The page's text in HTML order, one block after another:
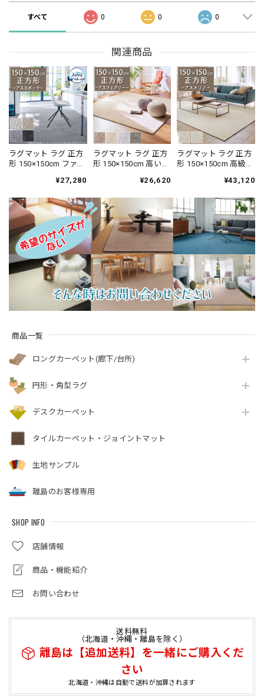
商品一覧
ロングカーペット(廊下/台所)
円形・角型ラグ
デスクカーペット
タイルカーペット・ジョイントマット
生地サンプル
離島のお客様専用
SHOP INFO
店舗情報
商品・機能紹介
お問い合わせ
送料無料
（北海道・沖縄・離島を除く）
離島は【追加送料】を一緒にご購入くだ
さい
北海道・沖縄は自動で送料が加算されます
すべて 0 0 0
関連商品
ラグマット ラグ 正方
形 150×150cm ファブ
「消臭＋抗菌」のダ
いの元を90％以上カ
ット！シックな濃淡
カラーの杢調 ドット
デザイン 全4色 防炎
ラベル付『アスエポ
ック/EPC』
¥27,280
ラグマット ラグ 正方
形 150×150cm 高い耐
性の防汚カーペッ
取れやすく日々のお
手入れ簡単♪落ち着
いたニュアンスカラ
ーのサキソニータイ
プ 無地 全4色 防炎ラ
ベル付『アスフェア
リー/FAY』
¥26,620
ラグマット ラグ 正方
形 150×150cm 高級な
だけを使用したウー
合いの異なる2種類の
ループタイプ 防炎ラ
ベル付『アスメリ
ノ/MRN』
¥43,120